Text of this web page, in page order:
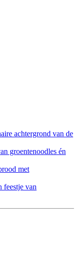
achtergrond van de
groentenoodles én
met
feestje van